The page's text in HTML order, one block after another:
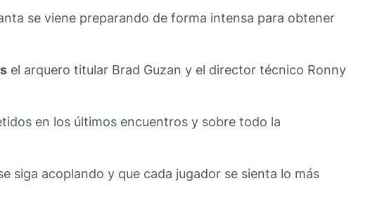
se viene preparando de forma intensa para obtener
el arquero titular Brad Guzan y el director técnico Ronny
en los últimos encuentros y sobre todo la
siga acoplando y que cada jugador se sienta lo más